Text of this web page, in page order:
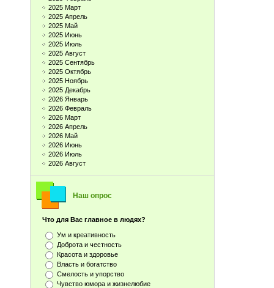
2025 Март
2025 Апрель
2025 Май
2025 Июнь
2025 Июль
2025 Август
2025 Сентябрь
2025 Октябрь
2025 Ноябрь
2025 Декабрь
2026 Январь
2026 Февраль
2026 Март
2026 Апрель
2026 Май
2026 Июнь
2026 Июль
2026 Август
Наш опрос
Что для Вас главное в людях?
Ум и креативность
Доброта и честность
Красота и здоровье
Власть и богатство
Смелость и упорство
Чувство юмора и жизнелюбие